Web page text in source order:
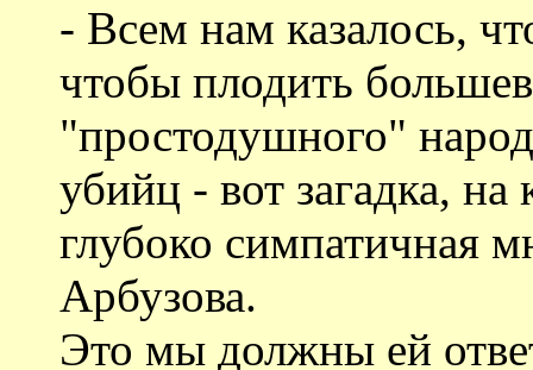
- Всем нам казалось,
чтобы плодить
"простодушного"
убийц - вот загадка, на
глубоко симпатичная
Арбузова.
Это мы должны ей